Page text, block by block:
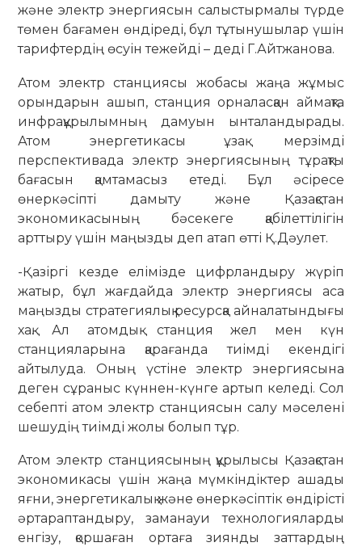
және электр энергиясын салыстырмалы түрде
төмен бағамен өндіреді, бұл тұтынушылар үшін
тарифтердің өсуін тежейді – деді Г.Айтжанова.
Атом электр станциясы жобасы жаңа жұмыс
орындарын ашып, станция орналасқан аймақта
инфрақұрылымның дамуын ынталандырады.
Атом энергетикасы ұзақ мерзімді
перспективада электр энергиясының тұрақты
бағасын қамтамасыз етеді. Бұл әсіресе
өнеркәсіпті дамыту және Қазақстан
экономикасының бәсекеге қабілеттілігін
арттыру үшін маңызды деп атап өтті Қ.Дәулет.
-Қазіргі кезде елімізде цифрландыру жүріп
жатыр, бұл жағдайда электр энергиясы аса
маңызды стратегиялық ресурсқа айналатындығы
хақ. Ал атомдық станция жел мен күн
станцияларына қарағанда тиімді екендігі
айтылуда. Оның үстіне электр энергиясына
деген сұраныс күннен-күнге артып келеді. Сол
себепті атом электр станциясын салу мәселені
шешудің тиімді жолы болып тұр.
Атом электр станциясының құрылысы Қазақстан
экономикасы үшін жаңа мүмкіндіктер ашады
яғни, энергетикалық және өнеркәсіптік өндірісті
әртараптандыру, заманауи технологияларды
енгізу, қоршаған ортаға зиянды заттардың